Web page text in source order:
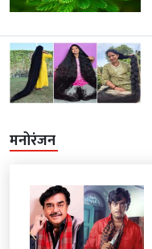
मनोरंजन